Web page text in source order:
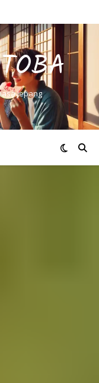
Jepang